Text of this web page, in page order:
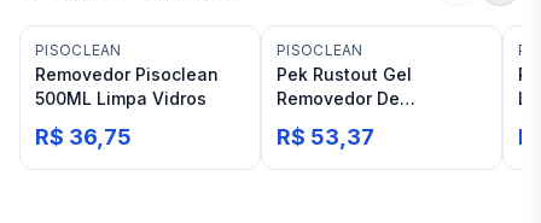
PISOCLEAN
Removedor Pisoclean
500ML Limpa Vidros
R$ 36,75
PISOCLEAN
Pek Rustout Gel
Removedor De
Ferrugens Para Todos
Tipos De Superfícies
Pisoclean 100g
R$ 53,37